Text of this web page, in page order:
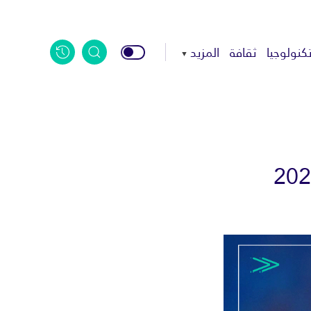
تكنولوجيا ثقافة المزيد